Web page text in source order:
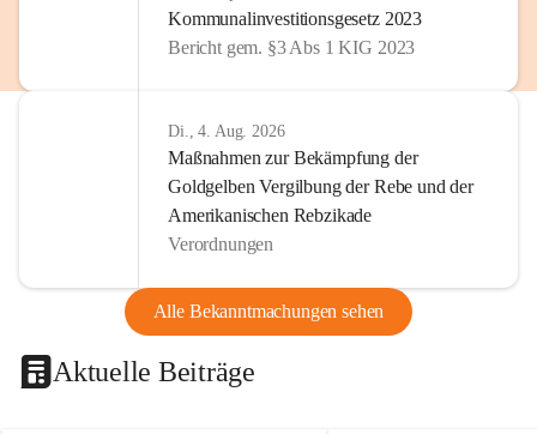
Kommunalinvestitionsgesetz 2023
Bericht gem. §3 Abs 1 KIG 2023
Di., 4. Aug. 2026
Maßnahmen zur Bekämpfung der
Goldgelben Vergilbung der Rebe und der
Amerikanischen Rebzikade
Verordnungen
Alle Bekanntmachungen sehen
Aktuelle Beiträge